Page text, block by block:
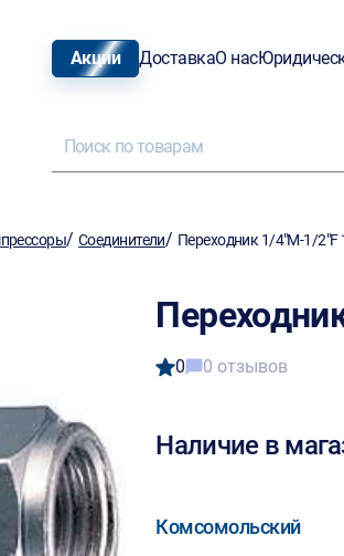
Акции ДоставкаО нас
/Соединители/ Переходник 1/4"M-1/2"F
0 0 отзывов
Наличие в
Комсомольский